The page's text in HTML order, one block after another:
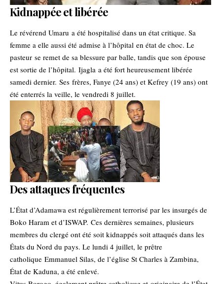
Kidnappée et libérée
Le révérend Umaru a été hospitalisé dans un état critique. Sa
femme a elle aussi été admise à l’hôpital en état de choc. Le
pasteur se remet de sa blessure par balle, tandis que son épouse
est sortie de l’hôpital. Ijagla a été fort heureusement libérée
samedi dernier. Ses frères, Fanye (24 ans) et Kefrey (19 ans) ont
été enterrés la veille, le vendredi 8 juillet.
Des attaques fréquentes
L’État d’Adamawa est régulièrement terrorisé par les insurgés de
Boko Haram et d’ISWAP. Ces dernières semaines, plusieurs
membres du clergé ont été soit kidnappés soit attaqués dans les
États du Nord du pays. Le lundi 4 juillet, le prêtre
catholique Emmanuel Silas, de l’église St Charles à Zambina,
État de Kaduna, a été enlevé.